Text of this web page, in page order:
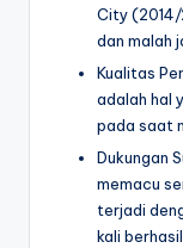
City (2014/
dan malah
Kualitas
adalah hal
pada saat
Dukungan
memacu
terjadi
kali